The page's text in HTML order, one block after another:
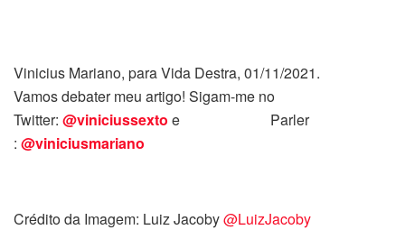
Vinicius Mariano, para Vida Destra, 01/11/2021.
Vamos debater meu artigo! Sigam-me no
Twitter: @viniciussexto e Parler
: @viniciusmariano
Crédito da Imagem: Luiz Jacoby@LuizJacoby